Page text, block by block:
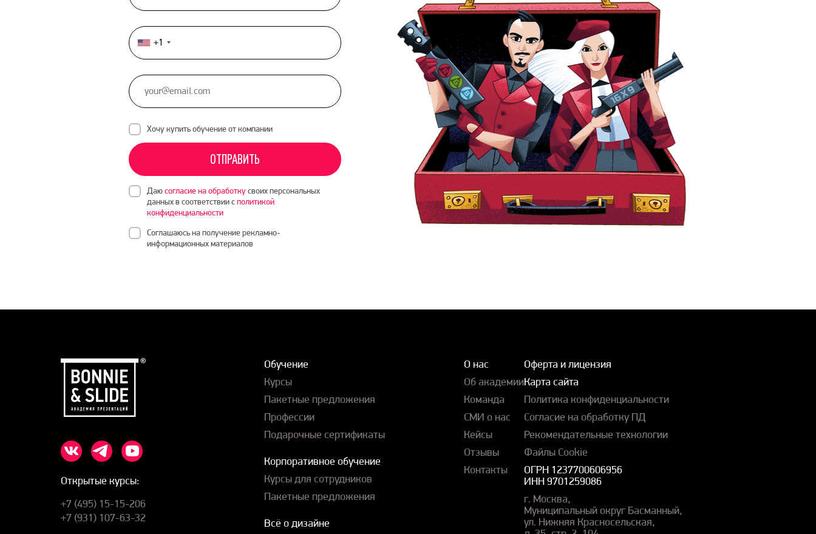
United
States
+1
Хочу купить обучение от компании
ОТПРАВИТЬ
Даюсогласие на обработкусвоих персональных
данных в соответствии сполитикой
конфиденциальности
Соглашаюсь на получение рекламно-
информационных материалов
Открытые курсы:
+7 (495) 15-15-206
+7 (931) 107-63-32
Обучение
Курсы
Пакетные предложения
Профессии
Подарочные сертификаты
Корпоративное обучение
Курсы для сотрудников
Пакетные предложения
Всё о дизайне
О нас
Об академии
Команда
СМИ о нас
Кейсы
Отзывы
Контакты
Оферта и лицензия
Карта сайта
Политика конфиденциальности
Согласие на обработку ПД
Рекомендательные технологии
Файлы Cookie
ОГРН 1237700606956
ИНН 9701259086
г. Москва,
Муниципальный округ Басманный,
ул. Нижняя Красносельская,